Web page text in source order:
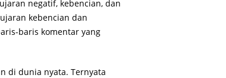
negatif, kebencian, dan
kebencian dan
baris komentar yang
di dunia nyata. Ternyata